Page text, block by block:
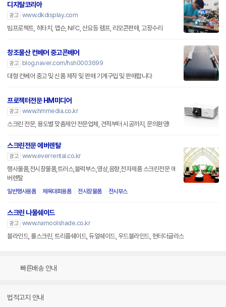
디지탈코리아
광고 www.dkdisplay.com
빔프로젝트, 히타치, 앱슨, NFC, 산요등 램프, 리모콘판매, 고장수리
창조물산 컨베어 중고콘베어
광고
blog.naver.com/hsh0003699
대형 컨베어 중고 및 신품 제작 및 판매 기계구입 및 판매합니다
프로젝터전문 HM미디어
광고 www.hmmedia.co.kr
스크린 전문, 용도별 맞춤제안 전문업체, 견적부터 시공까지, 문의환영!
스크린전문 에버렌탈
광고 www.everrental.co.kr
행사물품,전시장물품,트러스,블럭부스,영상,음향,전자제품 스크린전문 에
버렌탈
일반행사용품 체육대회용품 전시장물품 전시부스
스크린 나물쉐이드
광고 www.namoolshade.co.kr
블라인드, 롤스크린, 트리플쉐이드, 듀얼쉐이드, 우드블라인드, 헌터더글라스
빠른배송 안내
법적고지 안내